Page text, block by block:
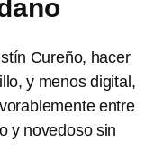
Cureño, hacer
y menos digital,
entre
y novedoso sin